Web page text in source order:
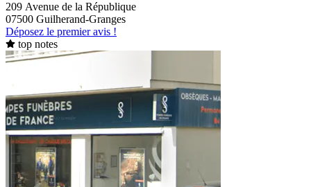
209 Avenue de la République
07500 Guilherand-Granges
Déposez le premier avis !
top notes